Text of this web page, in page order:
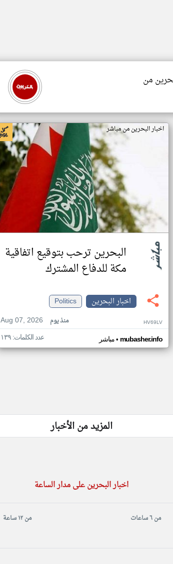
من
اخبار البحرين من مباشر
البحرين ترحب بتوقيع اتفاقية
مكة للدفاع المشترك
اخبار البحرين
Politics
Aug 07, 2026
منذ يوم HV69LV
مباشر• mubasher.info عدد الكلمات: ١٣٩
المزيد من الأخبار
اخبار البحرين على مدار الساعة
من ٦ ساعات من ١٢ ساعة